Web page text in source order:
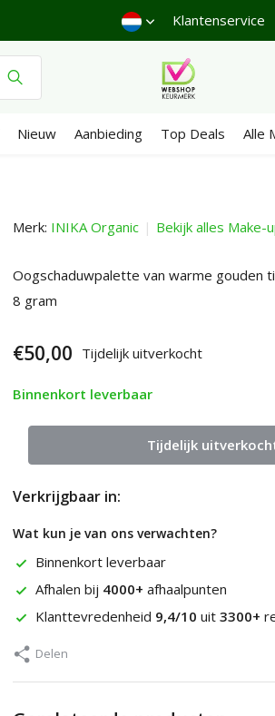
Verzenden €4,95 (NL)Gratisvanaf
Klantenservice
Nieuw Aanbieding Top Deals Alle
Merk: INIKA Organic Bekijk alles Make-
Oogschaduwpalette van warme gouden
8 gram
€50,00 Tijdelijk uitverkocht
Binnenkort leverbaar
Tijdelijk
Verkrijgbaar in:
Wat kun je van ons verwachten?
Binnenkort leverbaar
Afhalen bij 4000+ afhaalpunten
Klanttevredenheid 9,4/10 uit 3300+
Delen